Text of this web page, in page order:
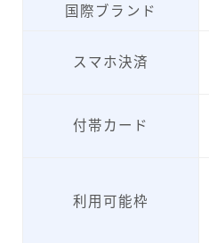
国際ブランド
スマホ決済
付帯カード
利用可能枠